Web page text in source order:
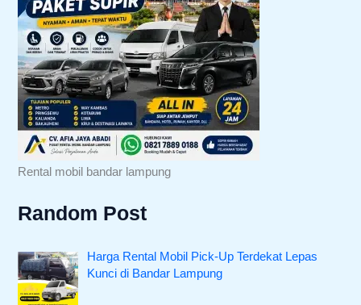
Rental mobil bandar lampung
Random Post
Harga Rental Mobil Pick-Up Terdekat Lepas
Kunci di Bandar Lampung